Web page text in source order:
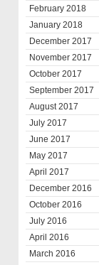
February 2018
January 2018
December 2017
November 2017
October 2017
September 2017
August 2017
July 2017
June 2017
May 2017
April 2017
December 2016
October 2016
July 2016
April 2016
March 2016